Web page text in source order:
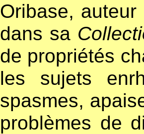
Oribase,
dans sa
de propriétés
les sujets
spasmes,
problèmes de